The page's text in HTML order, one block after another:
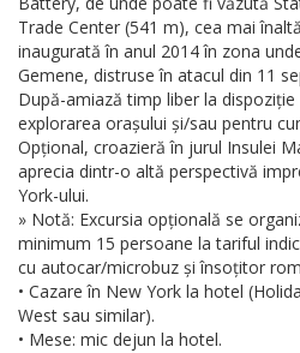
Trade Center (541 m), cea mai
inaugurată în anul 2014 în zona
Gemene, distruse în atacul din 11
După-amiază timp liber la
explorarea orașului și/sau pentru
Opțional, croazieră în jurul Insulei
aprecia dintr-o altă perspectivă
York-ului.
» Notă: Excursia opțională se
minimum 15 persoane la tariful
cu autocar/microbuz și însoțitor
• Cazare în New York la hotel
West sau similar).
• Mese: mic dejun la hotel.